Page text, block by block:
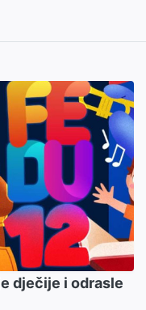
dječije i odrasle